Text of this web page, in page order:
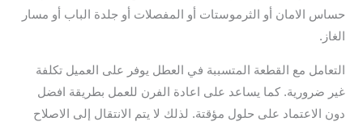
حساس الامان أو الثرموستات أو المفصلات أو جلدة الباب أو مسار
الغاز.
التعامل مع القطعة المتسببة في العطل يوفر على العميل تكلفة
غير ضرورية. كما يساعد على اعادة الفرن للعمل بطريقة افضل
دون الاعتماد على حلول مؤقتة. لذلك لا يتم الانتقال إلى الاصلاح